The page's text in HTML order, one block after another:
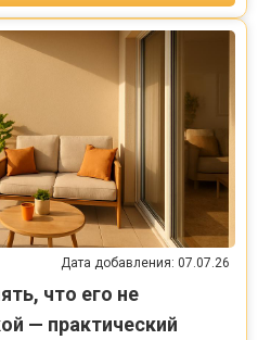
Дата добавления: 07.07.26
что его не
— практический